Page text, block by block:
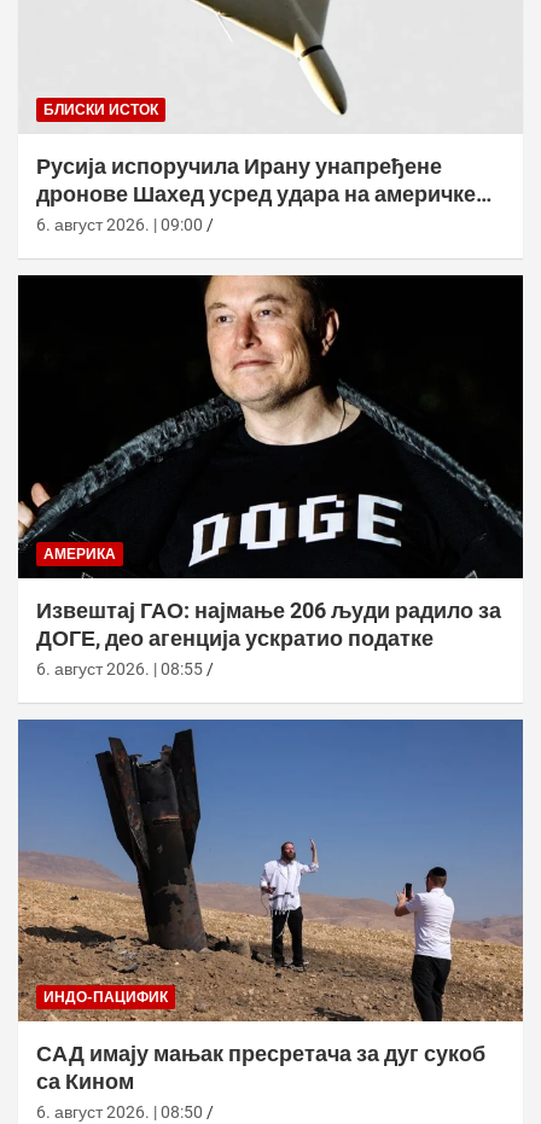
БЛИСКИ ИСТОК
Русија испоручила Ирану унапређене
дронове Шахед усред удара на америчке
базе
6. август 2026. | 09:00
АМЕРИКА
Извештај ГАО: најмање 206 људи радило за
ДОГЕ, део агенција ускратио податке
6. август 2026. | 08:55
ИНДО-ПАЦИФИК
САД имају мањак пресретача за дуг сукоб
са Кином
6. август 2026. | 08:50